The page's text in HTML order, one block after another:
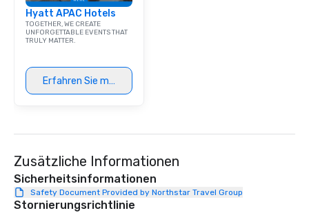
Hyatt APAC Hotels
TOGETHER, WE CREATE
UNFORGETTABLE EVENTS THAT
TRULY MATTER.
Erfahren Sie mehr
Zusätzliche Informationen
Sicherheitsinformationen
Safety Document Provided by Northstar Travel Group
Stornierungsrichtlinie